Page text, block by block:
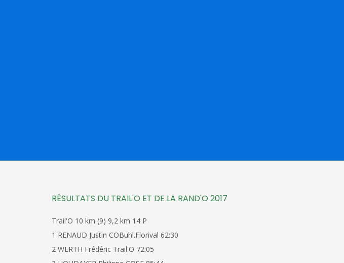
RÉSULTATS DU TRAIL'O ET DE LA RAND'O 2017
Trail'O 10 km (9) 9,2 km 14 P
1 RENAUD Justin COBuhl.Florival 62:30
2 WERTH Frédéric Trail'O 72:05